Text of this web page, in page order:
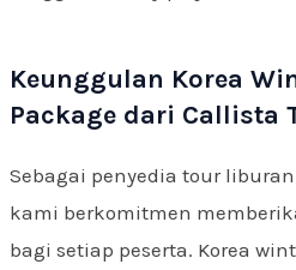
Keunggulan Korea
Package dari Callista
Sebagai penyedia tour
kami berkomitmen
bagi setiap peserta. Korea